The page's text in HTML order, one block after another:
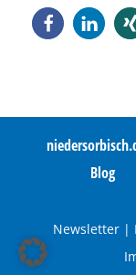
Blog
Newsletter |